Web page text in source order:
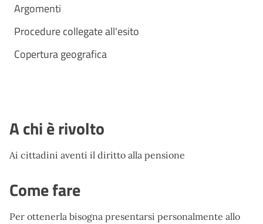
Argomenti
Procedure collegate all'esito
Copertura geografica
A chi è rivolto
Ai cittadini aventi il diritto alla pensione
Come fare
Per ottenerla bisogna presentarsi personalmente allo